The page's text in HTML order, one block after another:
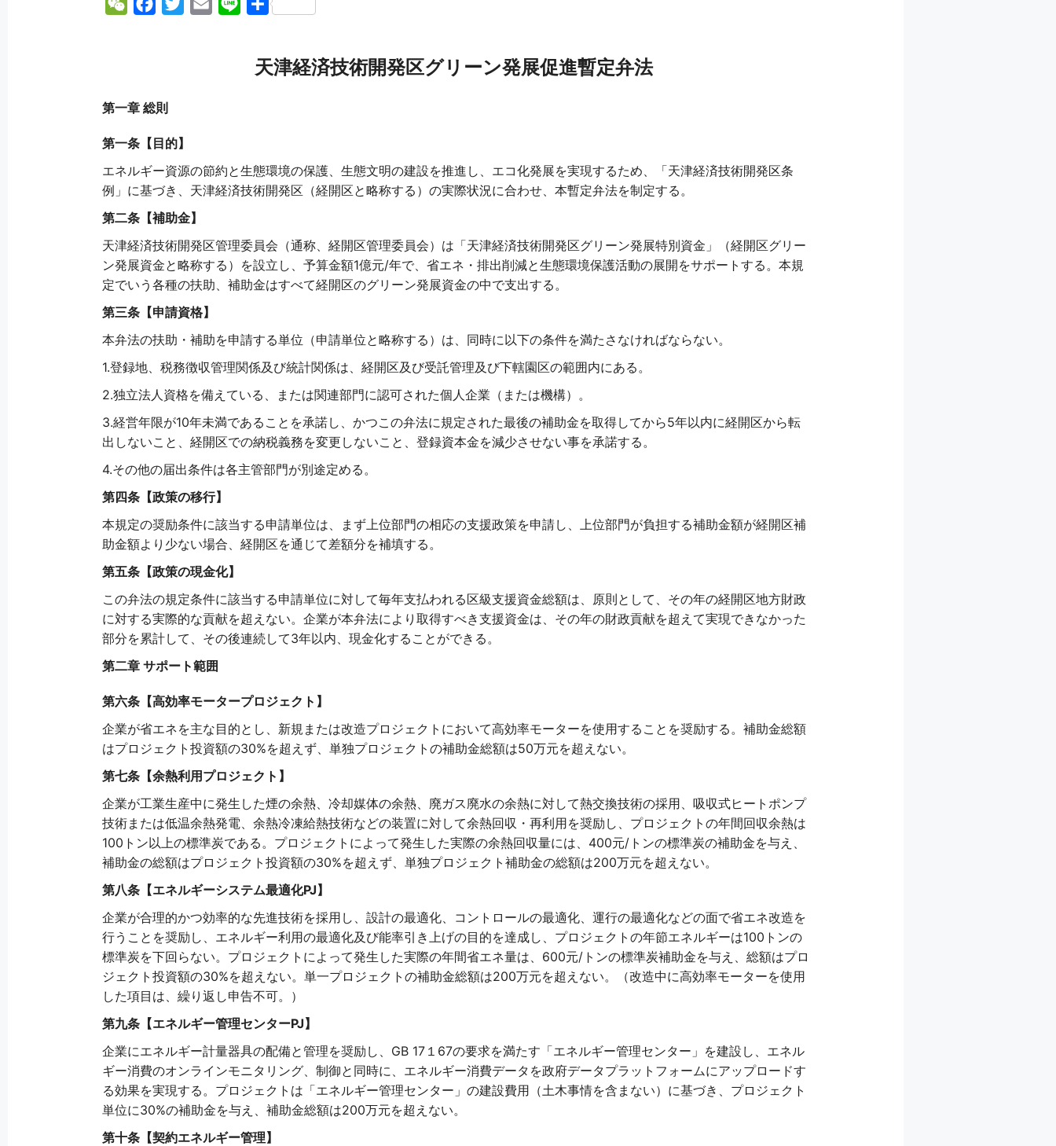
W
t
o
o
分
天津経済技術開発区グリーン発展促進暫定弁法
第一章 総則
第一条【目的】
エネルギー資源の節約と生態環境の保護、生態文明の建設を推進し、エコ化発展を実現するため、「天津経済技術開発区条
例」に基づき、天津経済技術開発区（経開区と略称する）の実際状況に合わせ、本暫定弁法を制定する。
第二条【補助金】
天津経済技術開発区管理委員会（通称、経開区管理委員会）は「天津経済技術開発区グリーン発展特別資金」（経開区グリー
ン発展資金と略称する）を設立し、予算金額1億元/年で、省エネ・排出削減と生態環境保護活動の展開をサポートする。本規
定でいう各種の扶助、補助金はすべて経開区のグリーン発展資金の中で支出する。
第三条【申請資格】
本弁法の扶助・補助を申請する単位（申請単位と略称する）は、同時に以下の条件を満たさなければならない。
1.登録地、税務徴収管理関係及び統計関係は、経開区及び受託管理及び下轄園区の範囲内にある。
2.独立法人資格を備えている、または関連部門に認可された個人企業（または機構）。
3.経営年限が10年未満であることを承諾し、かつこの弁法に規定された最後の補助金を取得してから5年以内に経開区から転
出しないこと、経開区での納税義務を変更しないこと、登録資本金を減少させない事を承諾する。
4.その他の届出条件は各主管部門が別途定める。
第四条【政策の移行】
本規定の奨励条件に該当する申請単位は、まず上位部門の相応の支援政策を申請し、上位部門が負担する補助金額が経開区補
助金額より少ない場合、経開区を通じて差額分を補填する。
第五条【政策の現金化】
この弁法の規定条件に該当する申請単位に対して毎年支払われる区級支援資金総額は、原則として、その年の経開区地方財政
に対する実際的な貢献を超えない。企業が本弁法により取得すべき支援資金は、その年の財政貢献を超えて実現できなかった
部分を累計して、その後連続して3年以内、現金化することができる。
第二章 サポート範囲
第六条【高効率モータープロジェクト】
企業が省エネを主な目的とし、新規または改造プロジェクトにおいて高効率モーターを使用することを奨励する。補助金総額
はプロジェクト投資額の30%を超えず、単独プロジェクトの補助金総額は50万元を超えない。
第七条【余熱利用プロジェクト】
企業が工業生産中に発生した煙の余熱、冷却媒体の余熱、廃ガス廃水の余熱に対して熱交換技術の採用、吸収式ヒートポンプ
技術または低温余熱発電、余熱冷凍給熱技術などの装置に対して余熱回収・再利用を奨励し、プロジェクトの年間回収余熱は
100トン以上の標準炭である。プロジェクトによって発生した実際の余熱回収量には、400元/トンの標準炭の補助金を与え、
補助金の総額はプロジェクト投資額の30%を超えず、単独プロジェクト補助金の総額は200万元を超えない。
第八条【エネルギーシステム最適化PJ】
企業が合理的かつ効率的な先進技術を採用し、設計の最適化、コントロールの最適化、運行の最適化などの面で省エネ改造を
行うことを奨励し、エネルギー利用の最適化及び能率引き上げの目的を達成し、プロジェクトの年節エネルギーは100トンの
標準炭を下回らない。プロジェクトによって発生した実際の年間省エネ量は、600元/トンの標準炭補助金を与え、総額はプロ
ジェクト投資額の30%を超えない。単一プロジェクトの補助金総額は200万元を超えない。（改造中に高効率モーターを使用
した項目は、繰り返し申告不可。）
第九条【エネルギー管理センターPJ】
企業にエネルギー計量器具の配備と管理を奨励し、GB 17１67の要求を満たす「エネルギー管理センター」を建設し、エネル
ギー消費のオンラインモニタリング、制御と同時に、エネルギー消費データを政府データプラットフォームにアップロードす
る効果を実現する。プロジェクトは「エネルギー管理センター」の建設費用（土木事情を含まない）に基づき、プロジェクト
単位に30%の補助金を与え、補助金総額は200万元を超えない。
第十条【契約エネルギー管理】